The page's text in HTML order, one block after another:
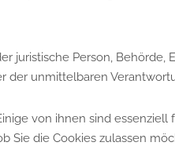
juristische Person,
der unmittelbaren
von ihnen sind
Sie die Cookies zulassen